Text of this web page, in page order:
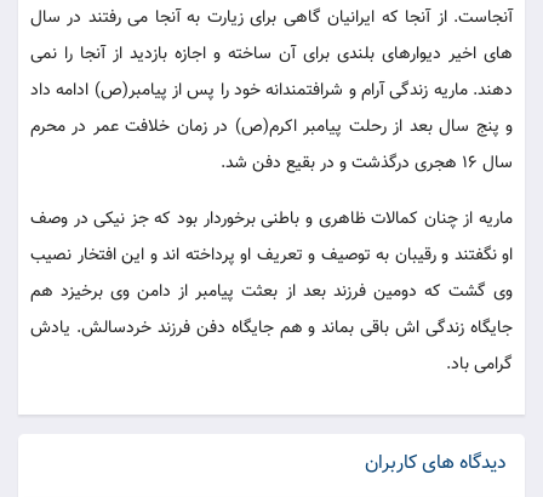
آنجاست. از آنجا که ایرانیان گاهی برای زیارت به آنجا می رفتند در سال
های اخیر دیوارهای بلندی برای آن ساخته و اجازه بازدید از آنجا را نمی
دهند. ماریه زندگی آرام و شرافتمندانه خود را پس از پیامبر(ص) ادامه داد
و پنج سال بعد از رحلت پیامبر اکرم(ص) در زمان خلافت عمر در محرم
سال 16 هجری درگذشت و در بقیع دفن شد.
ماریه از چنان کمالات ظاهری و باطنی برخوردار بود که جز نیکی در وصف
او نگفتند و رقیبان به توصیف و تعریف او پرداخته اند و این افتخار نصیب
وی گشت که دومین فرزند بعد از بعثت پیامبر از دامن وی برخیزد هم
جایگاه زندگی اش باقی بماند و هم جایگاه دفن فرزند خردسالش. یادش
گرامی باد.
دیدگاه های کاربران